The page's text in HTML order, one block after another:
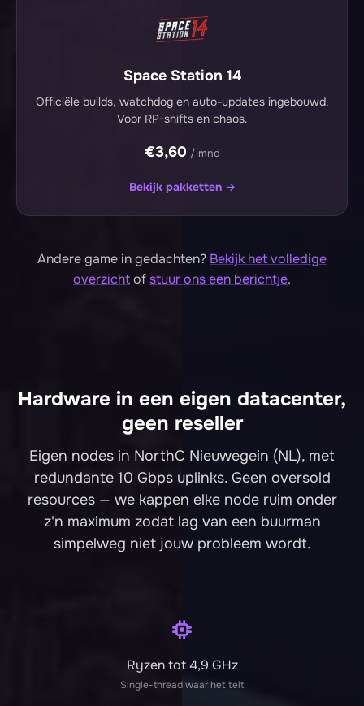
Space Station 14
Officiële builds, watchdog en auto-updates ingebouwd.
Voor RP-shifts en chaos.
€3,60 / mnd
Bekijk pakketten →
Andere game in gedachten? Bekijk het volledige
overzichtof stuur ons een berichtje.
Hardware in een eigen datacenter,
geen reseller
Eigen nodes in NorthC Nieuwegein (NL), met
redundante 10 Gbps uplinks. Geen oversold
resources — we kappen elke node ruim onder
z'n maximum zodat lag van een buurman
simpelweg niet jouw probleem wordt.
Ryzen tot 4,9 GHz
Single-thread waar het telt